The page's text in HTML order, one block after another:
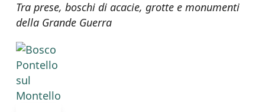
Tra prese, boschi di acacie, grotte e monumenti
della Grande Guerra